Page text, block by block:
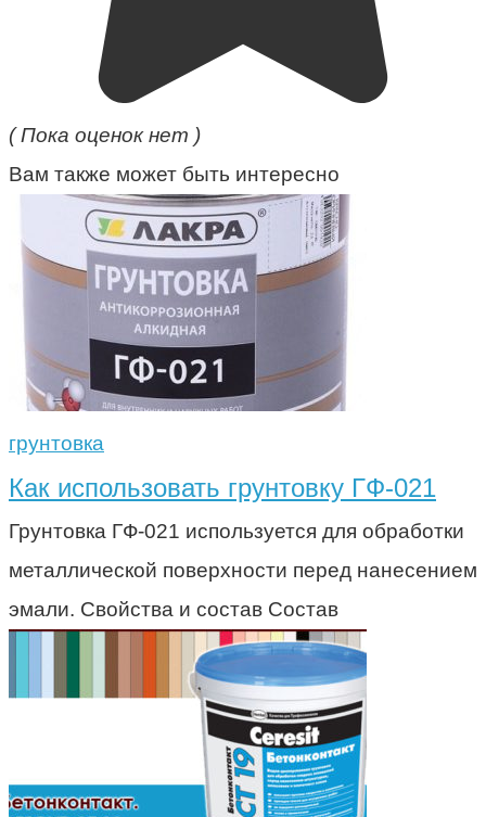
( Пока оценок нет )
Вам также может быть интересно
грунтовка
Как использовать грунтовку ГФ-021
Грунтовка ГФ-021 используется для обработки
металлической поверхности перед нанесением
эмали. Свойства и состав Состав